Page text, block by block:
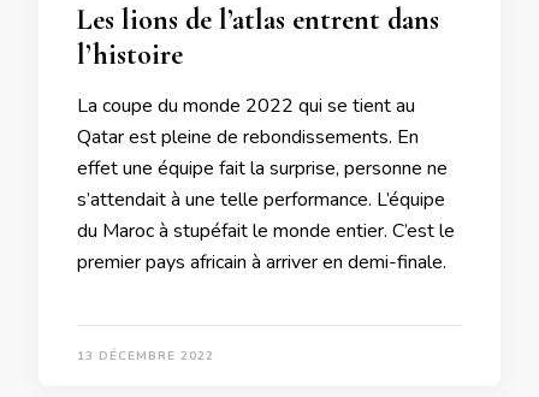
Les lions de l’atlas entrent dans
l’histoire
La coupe du monde 2022 qui se tient au
Qatar est pleine de rebondissements. En
effet une équipe fait la surprise, personne ne
s’attendait à une telle performance. L’équipe
du Maroc à stupéfait le monde entier. C’est le
premier pays africain à arriver en demi-finale.
13 DÉCEMBRE 2022